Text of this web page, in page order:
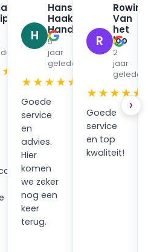
H
Hans
Haak
Handpan
5
jaar
geleden
★★★★★
Goede
service
en
advies.
Hier
komen
we zeker
nog een
keer
terug.
R
Rowin
Van
het
loo
2
jaar
geleden
★★★★★
Goede
service
en top
kwaliteit!
›